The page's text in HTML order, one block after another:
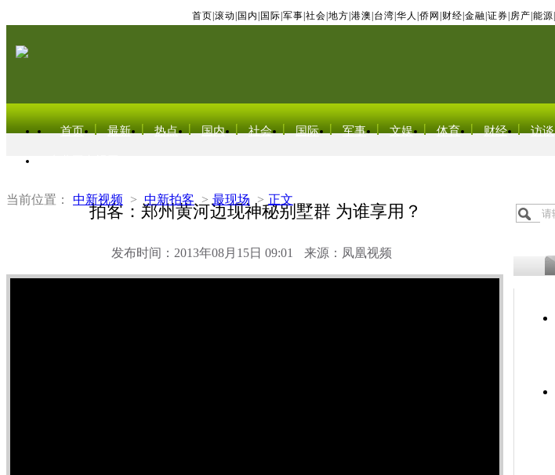
首页 滚动 国内 国际 军事 社会 地方 港澳 台湾 华人 侨网 财经 金融 证券 房产 能源
首页 最新 热点 国内 社会 国际 军事 文娱 体育 财经 访谈
当前位置： 中新视频 > 中新拍客 > 最现场 > 正文
拍客：郑州黄河边现神秘别墅群 为谁享用？
发布时间：2013年08月15日 09:01 来源：凤凰视频